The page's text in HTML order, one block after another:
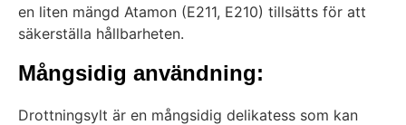
en liten mängd Atamon (E211, E210) tillsätts för att
säkerställa hållbarheten.
Mångsidig användning:
Drottningsylt är en mångsidig delikatess som kan